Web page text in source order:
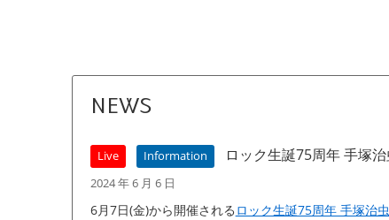
NEWS
Live Information ロック生誕75周年 手塚
2024 年 6 月 6 日
6月7日(金)から開催される ロック生誕75周年 手塚治